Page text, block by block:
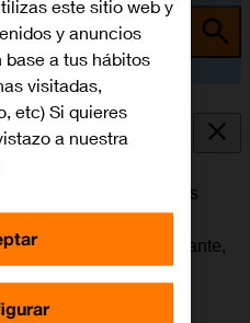
móviles
limitar, desactivando los
tablet no establece
la red móvil. No obstante,
datos móviles estén
este sitio web y
y anuncios
a tus hábitos
visitadas,
etc) Si quieres
a nuestra